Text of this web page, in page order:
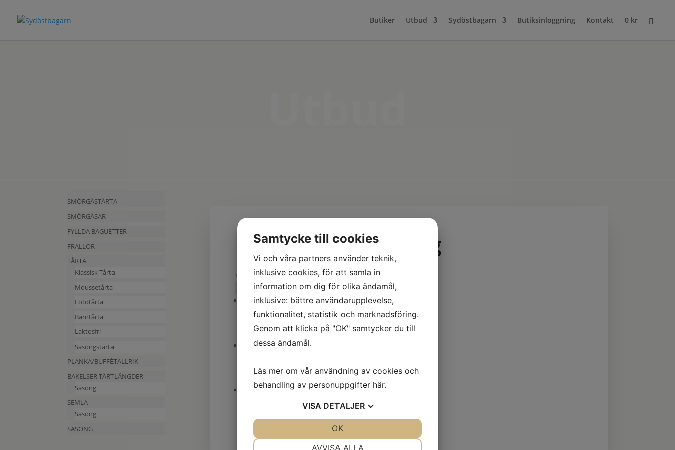
Butiker Utbud Sydöstbagarn Butiksinloggning Kontakt 0 kr
SMÖRGÅSTÅRTA
SMÖRGÅSAR
FYLLDA BAGUETTER
FRALLOR
TÅRTA
Klassisk Tårta
Moussetårta
Fototårta
Barntårta
Laktosfri
Säsongstårta
PLANKA/BUFFÉTALLRIK
BAKELSER TÅRTLÄNGDER
Säsong
SEMLA
Säsong
SÄSONG
Säsong
Visar alla 3 resultat
Studenttårta
369kr – 499krPrisintervall:
369 kr
499 kr
189kr
Studenttårta Laktosfri
369kr – 499krPrisintervall:
Samtycke till cookies
Vi och våra partners använder teknik,
inklusive cookies, för att samla in
information om dig för olika ändamål,
inklusive: bättre användarupplevelse,
funktionalitet, statistik och marknadsföring.
Genom att klicka på "OK" samtycker du till
dessa ändamål.
Läs mer om vår användning av cookies och
behandling av personuppgifter här.
VISA DETALJER
AVVISA ALLA
OK